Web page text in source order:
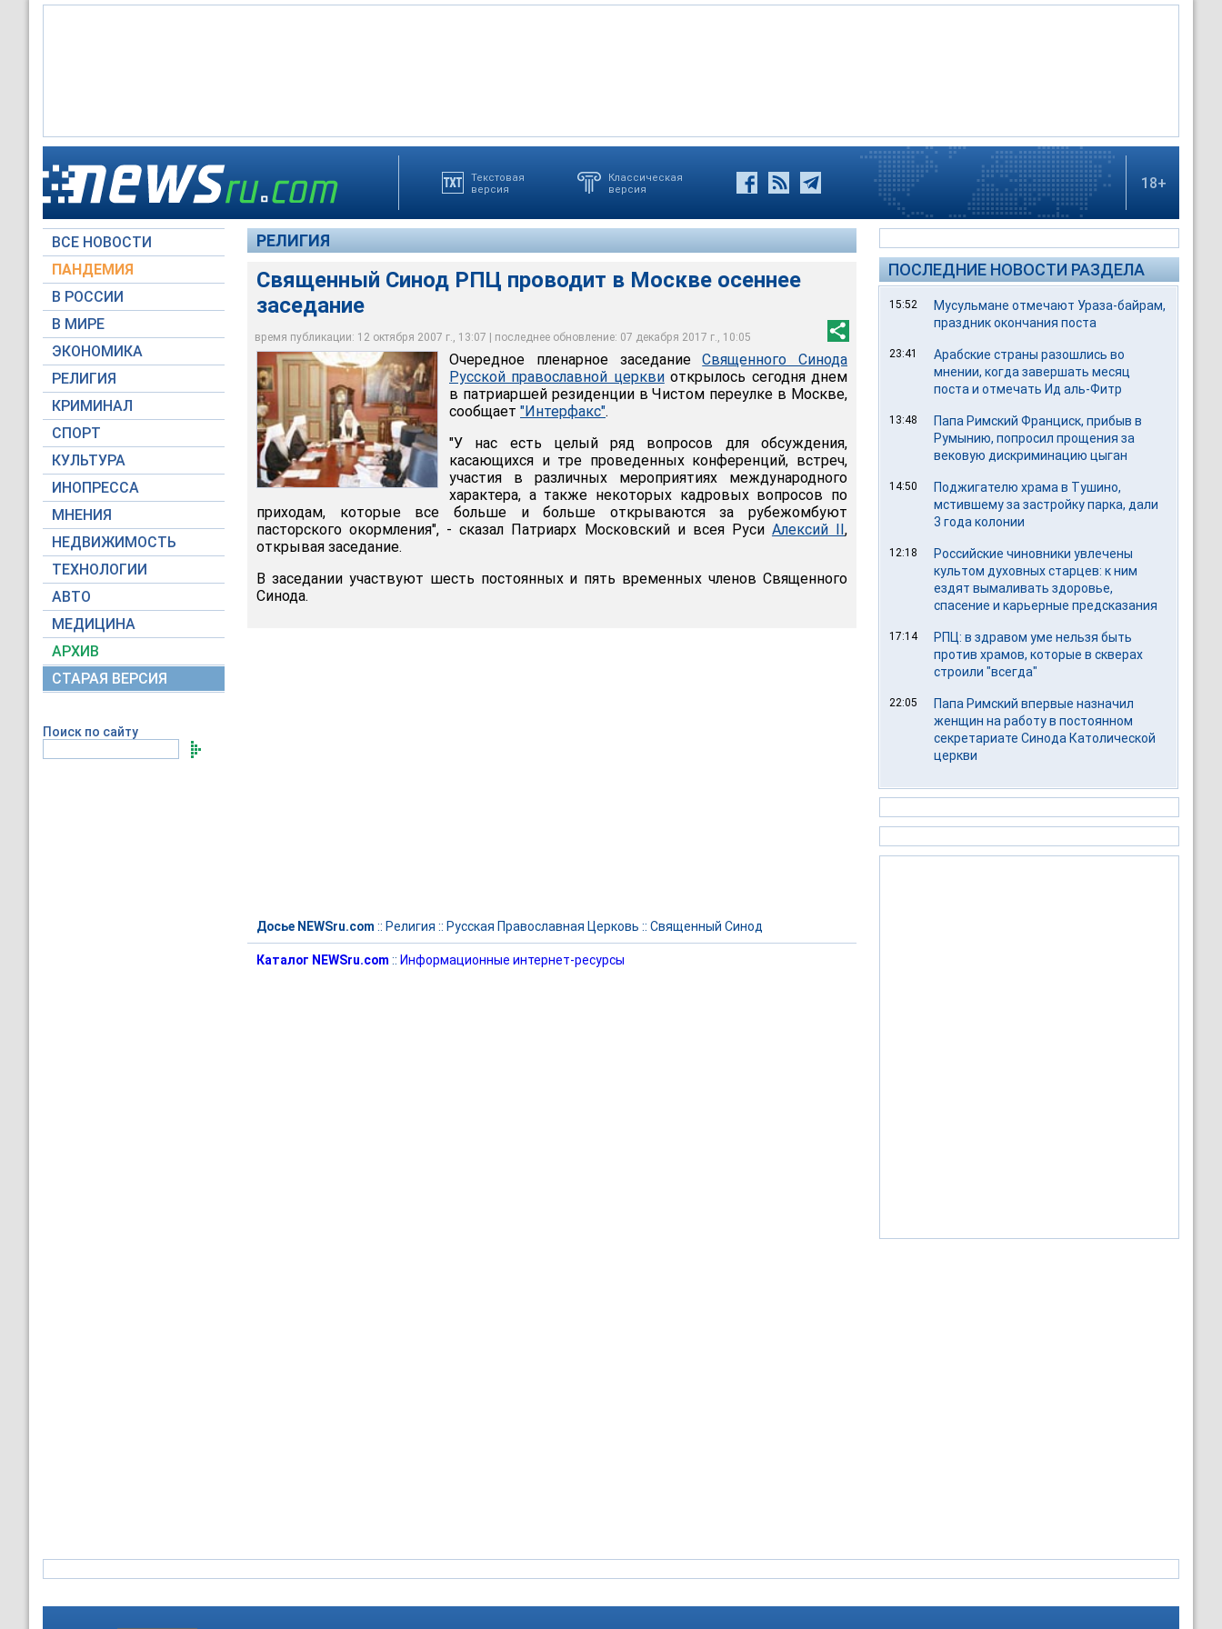
Текстовая
версия
Классическая
версия
18+
ВСЕ НОВОСТИ
ПАНДЕМИЯ
В РОССИИ
В МИРЕ
ЭКОНОМИКА
РЕЛИГИЯ
КРИМИНАЛ
СПОРТ
КУЛЬТУРА
ИНОПРЕССА
МНЕНИЯ
НЕДВИЖИМОСТЬ
ТЕХНОЛОГИИ
АВТО
МЕДИЦИНА
АРХИВ
СТАРАЯ ВЕРСИЯ
Поиск по сайту
РЕЛИГИЯ
Священный Синод РПЦ проводит в Москве осеннее
заседание
время публикации: 12 октября 2007 г., 13:07 | последнее обновление: 07 декабря 2017 г., 10:05
Священный Синод РПЦ проводит в Москве осеннее заседание
Архив NEWSru.com
Очередное пленарное заседаниеСвященного Синода
Русской православной церквиоткрылось сегодня днем
в патриаршей резиденции в Чистом переулке в Москве,
сообщает "Интерфакс".
"У нас есть целый ряд вопросов для обсуждения,
касающихся и тре проведенных конференций, встреч,
участия в различных мероприятиях международного
характера, а также некоторых кадровых вопросов по
приходам, которые все больше и больше открываются за рубежомбуют
пасторского окормления", - сказал Патриарх Московский и всея Руси Алексий II,
открывая заседание.
В заседании участвуют шесть постоянных и пять временных членов Священного
Синода.
Досье NEWSru.com :: Религия :: Русская Православная Церковь :: Священный Синод
Каталог NEWSru.com :: Информационные интернет-ресурсы
ПОСЛЕДНИЕ НОВОСТИ РАЗДЕЛА
15:52
Мусульмане отмечают Ураза-байрам,
праздник окончания поста
23:41
Арабские страны разошлись во
мнении, когда завершать месяц
поста и отмечать Ид аль-Фитр
13:48
Папа Римский Франциск, прибыв в
Румынию, попросил прощения за
вековую дискриминацию цыган
14:50
Поджигателю храма в Тушино,
мстившему за застройку парка, дали
3 года колонии
12:18
Российские чиновники увлечены
культом духовных старцев: к ним
ездят вымаливать здоровье,
спасение и карьерные предсказания
17:14
РПЦ: в здравом уме нельзя быть
против храмов, которые в скверах
строили "всегда"
22:05
Папа Римский впервые назначил
женщин на работу в постоянном
секретариате Синода Католической
церкви